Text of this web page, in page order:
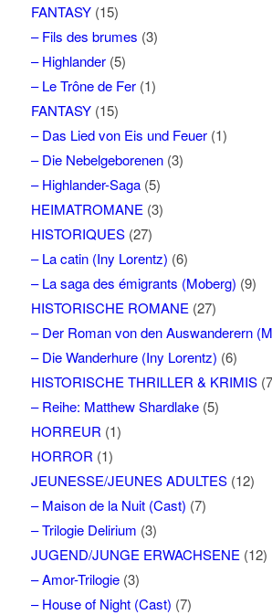
FANTASY(15)
– Fils des brumes (3)
– Highlander(5)
– Le Trône de Fer(1)
FANTASY(15)
– Das Lied von Eis und Feuer(1)
– Die Nebelgeborenen(3)
– Highlander-Saga(5)
HEIMATROMANE (3)
HISTORIQUES(27)
– La catin (Iny Lorentz) (6)
– La saga des émigrants (Moberg) (9)
HISTORISCHE ROMANE (27)
– Der Roman von den Auswanderern
– Die Wanderhure (Iny Lorentz) (6)
HISTORISCHE THRILLER & KRIMIS
– Reihe: Matthew Shardlake(5)
HORREUR (1)
HORROR (1)
JEUNESSE/JEUNES ADULTES(12)
– Maison de la Nuit (Cast) (7)
– Trilogie Delirium (3)
JUGEND/JUNGE ERWACHSENE (12)
– Amor-Trilogie(3)
– House of Night (Cast) (7)